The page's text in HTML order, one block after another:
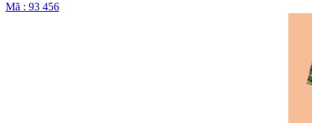
Mã : 93 456